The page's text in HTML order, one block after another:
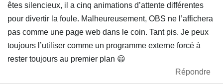
êtes silencieux, il a cinq animations d’attente différentes
pour divertir la foule. Malheureusement, OBS ne l’affichera
pas comme une page web dans le coin. Tant pis. Je peux
toujours l’utiliser comme un programme externe forcé à
rester toujours au premier plan 😃
Répondre